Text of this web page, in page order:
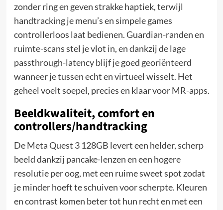
zonder ring en geven strakke haptiek, terwijl
handtracking je menu’s en simpele games
controllerloos laat bedienen. Guardian-randen en
ruimte-scans stel je vlot in, en dankzij de lage
passthrough-latency blijf je goed georiënteerd
wanneer je tussen echt en virtueel wisselt. Het
geheel voelt soepel, precies en klaar voor MR-apps.
Beeldkwaliteit, comfort en
controllers/handtracking
De Meta Quest 3 128GB levert een helder, scherp
beeld dankzij pancake-lenzen en een hogere
resolutie per oog, met een ruime sweet spot zodat
je minder hoeft te schuiven voor scherpte. Kleuren
en contrast komen beter tot hun recht en met een